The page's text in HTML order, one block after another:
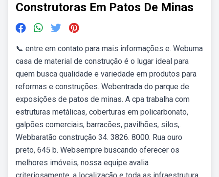
Construtoras Em Patos De Minas
📞 entre em contato para mais informações e. Webuma
casa de material de construção é o lugar ideal para
quem busca qualidade e variedade em produtos para
reformas e construções. Webentrada do parque de
exposições de patos de minas. A cpa trabalha com
estruturas metálicas, coberturas em policarbonato,
galpões comerciais, barracões, pavilhões, silos,.
Webbaratão construção 34. 3826. 8000. Rua ouro
preto, 645 b. Websempre buscando oferecer os
melhores imóveis, nossa equipe avalia